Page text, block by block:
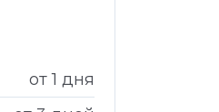
от 1 дня